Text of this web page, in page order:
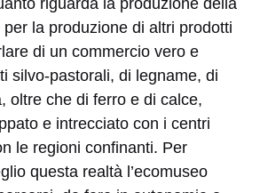
la produzione di altri prodotti
di un commercio vero e
silvo-pastorali, di legname, di
oltre che di ferro e di calce,
e intrecciato con i centri
le regioni confinanti. Per
questa realtà l’ecomuseo